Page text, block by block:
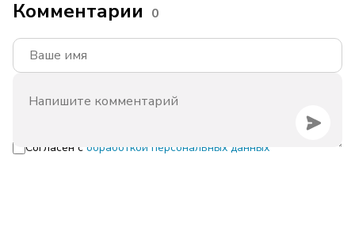
Комментарии 0
Согласен с обработкой персональных данных